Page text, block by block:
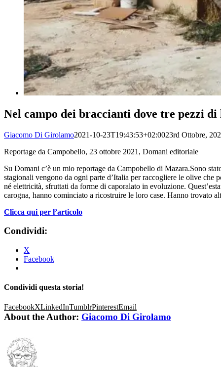
Nel campo dei braccianti dove tre pezzi di
Giacomo Di Girolamo2021-10-23T19:43:53+02:0023rd Ottobre,
Reportage da Campobello, 23 ottobre 2021, Domani editoriale
Su Domani c’è un mio reportage da Campobello di Mazara.Sono
stagionali vengono da ogni parte d’Italia per raccogliere le olive
né elettricità, sfruttati da forme di caporalato in evoluzione.
carogna, hanno cominciato a ricostruire le loro case. Hanno trovato
Clicca qui per l’articolo
Condividi:
X
Facebook
Condividi questa storia!
FacebookXLinkedInTumblrPinterestEmail
About the Author: Giacomo Di Girolamo